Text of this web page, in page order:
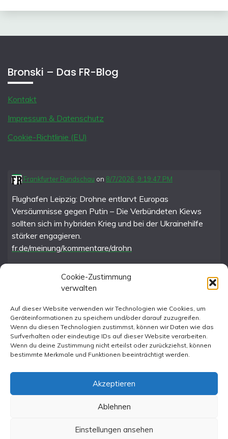
Cookie-Zustimmung
verwalten
Auf dieser Website verwenden wir Technologien wie Cookies, um
Geräteinformationen zu speichern und/oder darauf zuzugreifen.
Wenn du diesen Technologien zustimmst, können wir Daten wie das
Surfverhalten oder eindeutige IDs auf dieser Website verarbeiten.
Wenn du deine Zustimmung nicht erteilst oder zurückziehst, können
bestimmte Merkmale und Funktionen beeinträchtigt werden.
Akzeptieren
Ablehnen
Einstellungen ansehen
Bronski – Das FR-Blog
Kontakt
Impressum & Datenschutz
Cookie-Richtlinie (EU)
Frankfurter Rundschau on 8/7/2026, 9:19:47 PM
Flughafen Leipzig: Drohne entlarvt Europas
Versäumnisse gegen Putin – Die Verbündeten Kiews
sollten sich im hybriden Krieg und bei der Ukrainehilfe
stärker engagieren.
fr.de/meinung/kommentare/drohn
Instagram
Proudly powered by WordPress
|